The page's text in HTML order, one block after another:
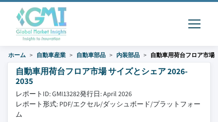
ホーム 自動車産業 自動車部品 内装部品 自動車用荷台フロア市場
自動車用荷台フロア市場 サイズとシェア 2026-
2035
レポートID: GMI13282発行日: April 2026
レポート形式: PDF/エクセル/ダッシュボード/プラットフォー
ム